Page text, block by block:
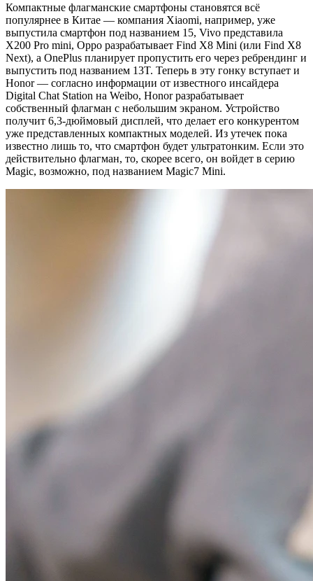
Компактные флагманские смартфоны становятся всё
популярнее в Китае — компания Xiaomi, например, уже
выпустила смартфон под названием 15, Vivo представила
X200 Pro mini, Oppo разрабатывает Find X8 Mini (или Find X8
Next), а OnePlus планирует пропустить его через ребрендинг и
выпустить под названием 13T. Теперь в эту гонку вступает и
Honor — согласно информации от известного инсайдера
Digital Chat Station на Weibo, Honor разрабатывает
собственный флагман с небольшим экраном. Устройство
получит 6,3-дюймовый дисплей, что делает его конкурентом
уже представленных компактных моделей. Из утечек пока
известно лишь то, что смартфон будет ультратонким. Если это
действительно флагман, то, скорее всего, он войдет в серию
Magic, возможно, под названием Magic7 Mini.